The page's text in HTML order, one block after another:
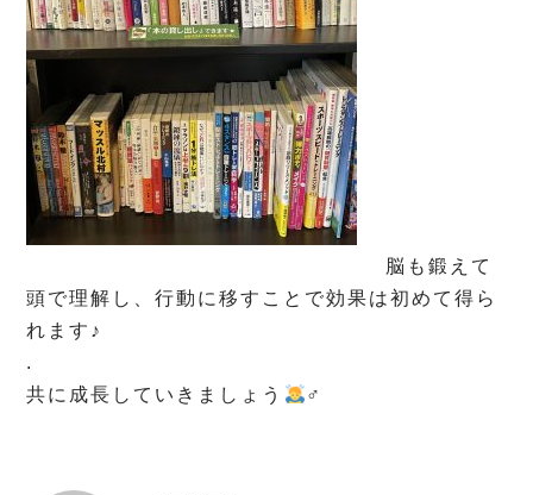
脳も鍛えて
頭で理解し、行動に移すことで効果は初めて得ら
れます♪
.
共に成長していきましょう
‍♂️